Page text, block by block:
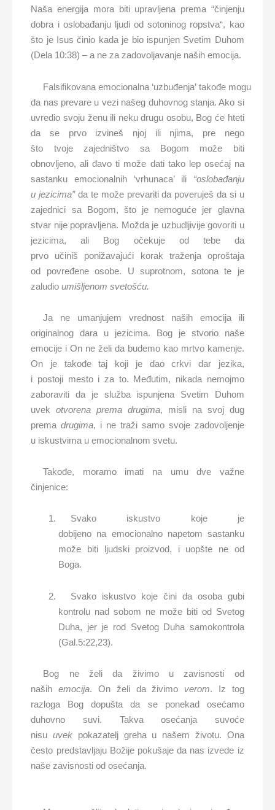
Naša energija mora biti upravljena prema “činjenju
dobra i oslobađanju ljudi od sotoninog ropstva“, kao
što je Isus činio kada je bio ispunjen Svetim Duhom
(Dela 10:38) – a ne za zadovoljavanje naših emocija.
Falsifikovana emocionalna ‘uzbuđenja’ takođe mogu
da nas prevare u vezi našeg duhovnog stanja. Ako si
uvredio svoju ženu ili neku drugu osobu, Bog će hteti
da se prvo izvineš njoj ili njima, pre nego
što tvoje zajedništvo sa Bogom može biti
obnovljeno, ali đavo ti može dati tako lep osećaj na
sastanku emocionalnih ‘vrhunaca’ ili “oslobađanju
ujezicima”da te može prevariti da poveruješ da si u
zajednici sa Bogom, što je nemoguće jer glavna
stvar nije popravljena. Možda je uzbudljivije govoriti u
jezicima, ali Bog očekuje od tebe da
prvo učiniš ponižavajući korak traženja oproštaja
od povređene osobe. U suprotnom, sotona te je
zaludioumišljenom svetošću.
Ja ne umanjujem vrednost naših emocija ili
originalnog dara u jezicima. Bog je stvorio naše
emocije i On ne želi da budemo kao mrtvo kamenje.
On je takođe taj koji je dao crkvi dar jezika,
i postoji mesto i za to. Međutim, nikada nemojmo
zaboraviti da je služba ispunjena Svetim Duhom
uvekotvorena prema drugima, misli na svoj dug
premadrugima, i ne traži samo svoje zadovoljenje
u iskustvima u emocionalnom svetu.
Takođe, moramo imati na umu dve važne
činjenice:
Svako iskustvo koje je
dobijeno na emocionalno napetom sastanku
može biti ljudski proizvod, i uopšte ne od
Boga.
Svako iskustvo koje čini da osoba gubi
kontrolu nad sobom ne može biti od Svetog
Duha, jer je rod Svetog Duha samokontrola
(Gal.5:22,23).
Bog ne želi da živimo u zavisnosti od
našihemocija. On želi da živimo verom. Iz tog
razloga Bog dopušta da se ponekad osećamo
duhovno suvi. Takva osećanja suvoće
nisuuvek pokazatelj greha u našem životu. Ona
često predstavljaju Božije pokušaje da nas izvede iz
naše zavisnosti od osećanja.